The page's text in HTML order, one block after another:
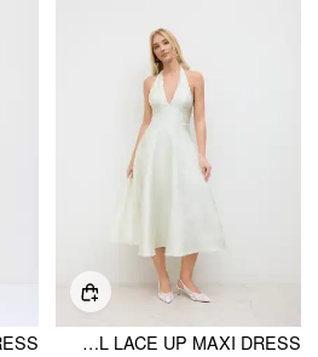
JACQUARD SCULPTURAL HALTER NECKLINE FLORAL LACE UP MAXI DRESS